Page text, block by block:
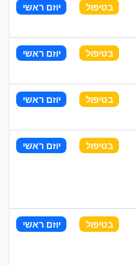
בטיפול יוזם ראשי
בטיפול יוזם ראשי
בטיפול יוזם ראשי
בטיפול יוזם ראשי
בטיפול יוזם ראשי